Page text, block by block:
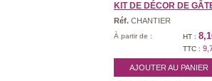
KIT DE DÉCOR DE
Réf. CHANTIER
À partir de : HT :
TTC :
AJOUTER AU PANIER